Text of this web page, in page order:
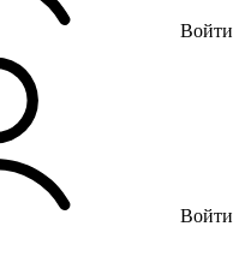
Войти
Войти